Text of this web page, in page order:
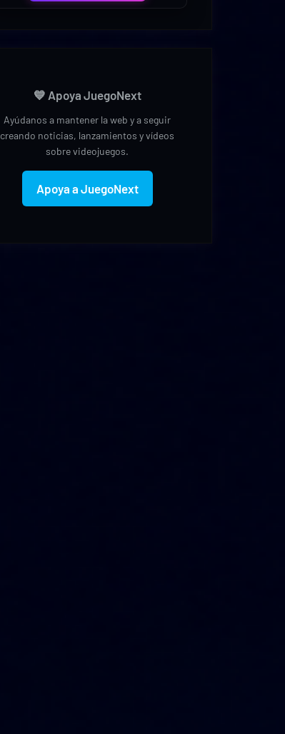
💙 Apoya JuegoNext
Ayúdanos a mantener la web y a seguir
creando noticias, lanzamientos y vídeos
sobre videojuegos.
Apoya a JuegoNext